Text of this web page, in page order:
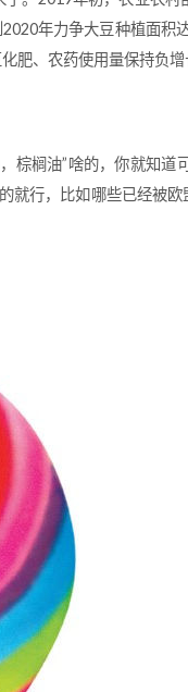
年力争大豆种植面积
肥、农药使用量保持负增
棕榈油”啥的，你就知道
就行，比如哪些已经被欧